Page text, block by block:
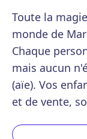
Toute la
monde de
Chaque
mais aucun
(aïe). Vos
et de vente,